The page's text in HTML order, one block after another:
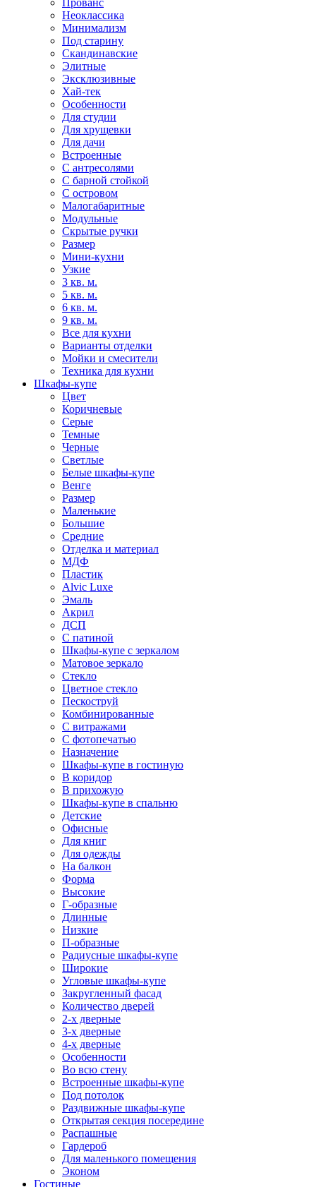
Прованс
Неоклассика
Минимализм
Под старину
Скандинавские
Элитные
Эксклюзивные
Хай-тек
Особенности
Для студии
Для хрущевки
Для дачи
Встроенные
С антресолями
С барной стойкой
С островом
Малогабаритные
Модульные
Скрытые ручки
Размер
Мини-кухни
Узкие
3 кв. м.
5 кв. м.
6 кв. м.
9 кв. м.
Все для кухни
Варианты отделки
Мойки и смесители
Техника для кухни
Шкафы-купе
Цвет
Коричневые
Серые
Темные
Черные
Светлые
Белые шкафы-купе
Венге
Размер
Маленькие
Большие
Средние
Отделка и материал
МДФ
Пластик
Alvic Luxe
Эмаль
Акрил
ДСП
С патиной
Шкафы-купе с зеркалом
Матовое зеркало
Стекло
Цветное стекло
Пескоструй
Комбинированные
С витражами
С фотопечатью
Назначение
Шкафы-купе в гостиную
В коридор
В прихожую
Шкафы-купе в спальню
Детские
Офисные
Для книг
Для одежды
На балкон
Форма
Высокие
Г-образные
Длинные
Низкие
П-образные
Радиусные шкафы-купе
Широкие
Угловые шкафы-купе
Закругленный фасад
Количество дверей
2-х дверные
3-х дверные
4-х дверные
Особенности
Во всю стену
Встроенные шкафы-купе
Под потолок
Раздвижные шкафы-купе
Открытая секция посередине
Распашные
Гардероб
Для маленького помещения
Эконом
Гостиные